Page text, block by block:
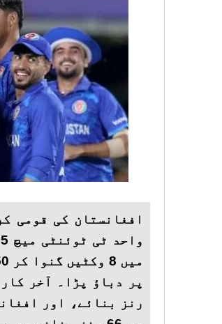
افغانستان کی قومی